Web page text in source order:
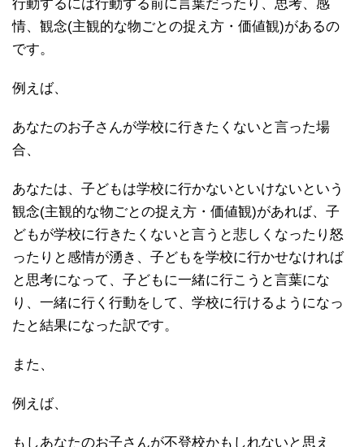
行動するには行動する前に言葉だったり、思考、感
情、観念(主観的な物ごとの捉え方・価値観)があるの
です。
例えば、
あなたのお子さんが学校に行きたくないと言った場
合、
あなたは、子どもは学校に行かないといけないという
観念(主観的な物ごとの捉え方・価値観)があれば、子
どもが学校に行きたくないと言うと悲しくなったり怒
ったりと感情が湧き、子どもを学校に行かせなければ
と思考になって、子どもに一緒に行こうと言葉にな
り、一緒に行く行動をして、学校に行けるようになっ
たと結果になった訳です。
また、
例えば、
もしあなたのお子さんが不登校かもしれないと思え